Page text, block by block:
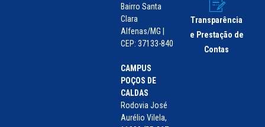
Bairro Santa
Clara
Alfenas/MG |
CEP: 37133-840
CAMPUS
POÇOS DE
CALDAS
Rodovia José
Aurélio Vilela,
Transparência
e Prestação de
Contas